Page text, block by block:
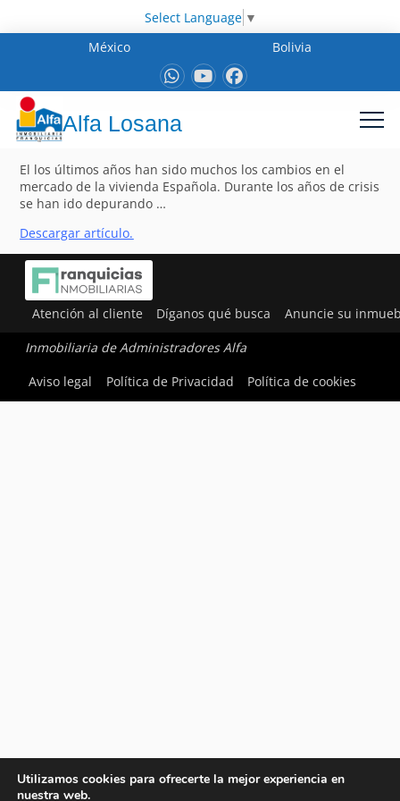
Select Language ▼
México
Bolivia
Alfa Losana
El los últimos años han sido muchos los cambios en el
mercado de la vivienda Española. Durante los años de crisis
se han ido depurando …
Descargar artículo.
Atención al cliente Díganos qué busca Anuncie su
Inmobiliaria de Administradores Alfa
Aviso legal
Política de Privacidad Política de cookies
Utilizamos cookies para ofrecerte la mejor experiencia en
nuestra web.